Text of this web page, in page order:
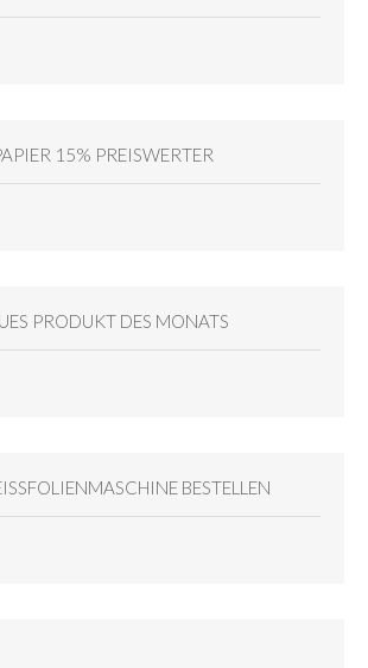
15% PREISWERTER
PRODUKT DES MONATS
BESTELLEN